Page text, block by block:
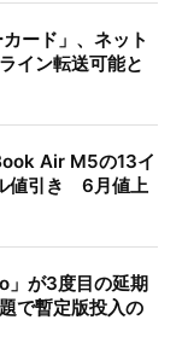
ード」、ネット
イン転送可能と
Air M5の13イ
値引き 6月値上
が3度目の延期
で暫定版投入の